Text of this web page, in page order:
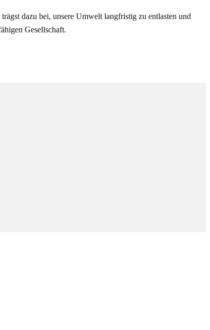
dazu bei, unsere Umwelt langfristig zu entlasten und
Gesellschaft.